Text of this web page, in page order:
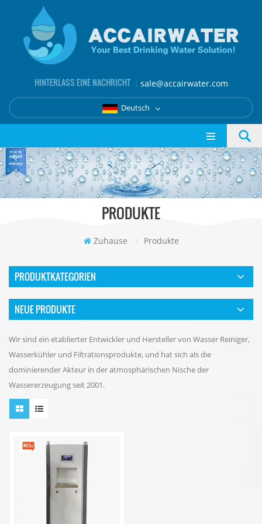
HINTERLASS EINE NACHRICHT ： sale@accairwater.com
Deutsch
PRODUKTE
Zuhause / Produkte
PRODUKTKATEGORIEN
NEUE PRODUKTE
Wir sind ein etablierter Entwickler und Hersteller von Wasser Reiniger,
Wasserkühler und Filtrationsprodukte, und hat sich als die
dominierender Akteur in der atmosphärischen Nische der
Wassererzeugung seit 2001.